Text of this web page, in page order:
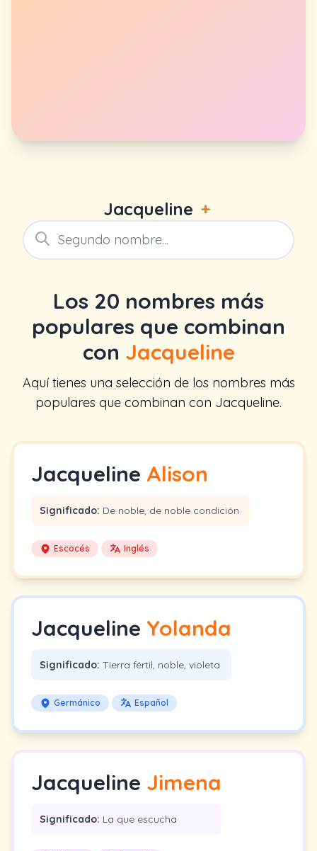
Jacqueline +
Los 20 nombres más
populares que combinan
con Jacqueline
Aquí tienes una selección de los nombres más
populares que combinan con Jacqueline.
Jacqueline Alison
Significado: De noble, de noble condición.
Escocés Inglés
Jacqueline Yolanda
Significado: Tierra fértil, noble, violeta
Germánico Español
Jacqueline Jimena
Significado: La que escucha